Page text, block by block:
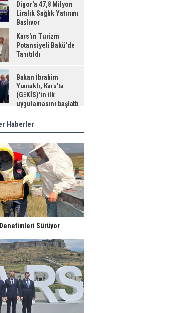
Digor'a 47,8 Milyon
Liralık Sağlık Yatırımı
Başlıyor
Kars'ın Turizm
Potansiyeli Bakü'de
Tanıtıldı
Bakan İbrahim
Yumaklı, Kars'ta
(GEKİS)'in ilk
uygulamasını başlattı
Haberler
Denetimleri Sürüyor